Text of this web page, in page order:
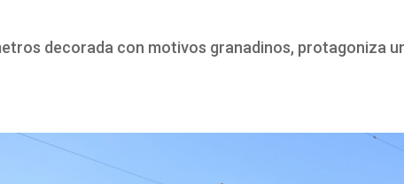
decorada con motivos granadinos, protagoniza